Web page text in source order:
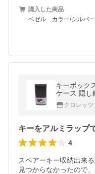
購入した商品
ベゼル カラー/シルバー
キーボック
ケース 隠し
難防止 防犯
クロレッツ
キーをアルミラップ
4
スペアーキー収納出来
見つからなかったので